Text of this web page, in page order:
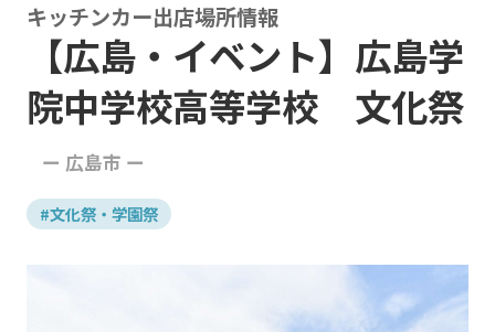
【広島・イベント】広島学
院中学校高等学校 文化祭
ー 広島市 ー
キッチンカー出店場所情報
#文化祭・学園祭